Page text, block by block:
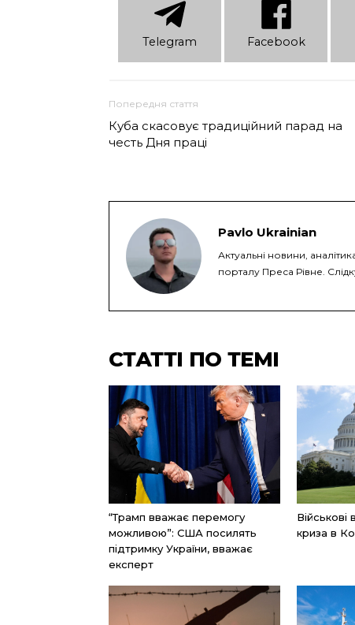
Telеgram Facebook
Попередня стаття
Куба скасовує традиційний парад на
честь Дня праці
Pavlo Ukrainian
Актуальні новини,
порталу Преса Рівне.
СТАТТІ ПО ТЕМІ
“Трамп вважає перемогу
можливою”: США посилять
підтримку України, вважає
експерт
криза в